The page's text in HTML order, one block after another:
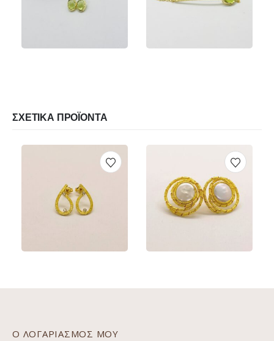
260.00 245.00
ΣΧΕΤΙΚΆ ΠΡΟΪΌΝΤΑ
255.00 €640.00
Ο ΛΟΓΑΡΙΑΣΜΌΣ ΜΟΥ